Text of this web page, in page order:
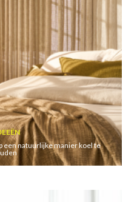
een natuurlijke manier koel te